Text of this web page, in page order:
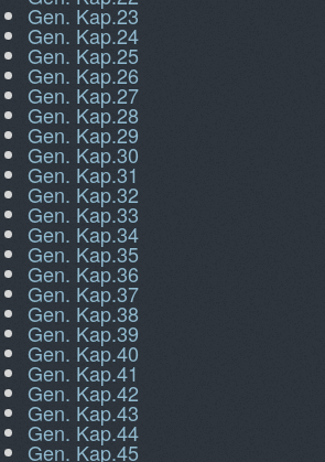
Gen. Kap.23
Gen. Kap.24
Gen. Kap.25
Gen. Kap.26
Gen. Kap.27
Gen. Kap.28
Gen. Kap.29
Gen. Kap.30
Gen. Kap.31
Gen. Kap.32
Gen. Kap.33
Gen. Kap.34
Gen. Kap.35
Gen. Kap.36
Gen. Kap.37
Gen. Kap.38
Gen. Kap.39
Gen. Kap.40
Gen. Kap.41
Gen. Kap.42
Gen. Kap.43
Gen. Kap.44
Gen. Kap.45